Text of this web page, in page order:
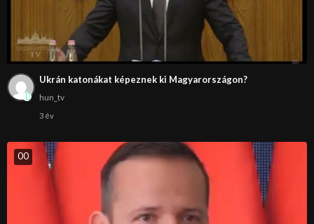
Ukrán katonákat képeznek ki Magyarországon?
hun_tv
3 év
00